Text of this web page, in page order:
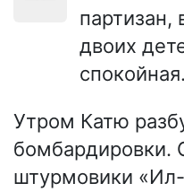
партизан,
двоих
спокойная.
Утром Катю
бомбардировки.
штурмовики «Ил-